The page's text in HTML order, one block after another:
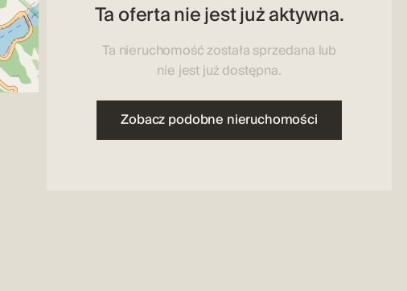
Ta oferta nie jest już aktywna.
Ta nieruchomość została sprzedana lub
nie jest już dostępna.
Zobacz podobne nieruchomości